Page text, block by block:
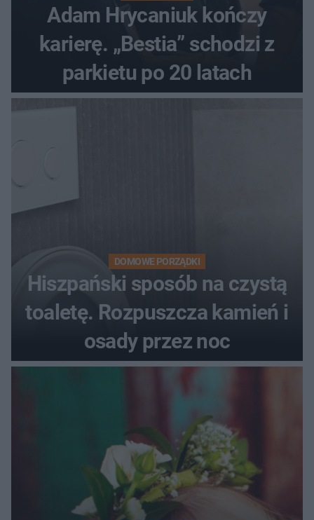
Adam Hrycaniuk kończy
karierę. „Bestia” schodzi z
parkietu po 20 latach
DOMOWE PORZĄDKI
Hiszpański sposób na czystą
toaletę. Rozpuszcza kamień i
osady przez noc